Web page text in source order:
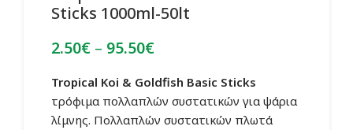
Sticks 1000ml-50lt
2.50€ – 95.50€Price
2.50€
through
95.50€
Tropical Koi & Goldfish Basic Sticks
τρόφιμα πολλαπλών συστατικών για ψάρια
λίμνης. Πολλαπλών συστατικών πλωτά